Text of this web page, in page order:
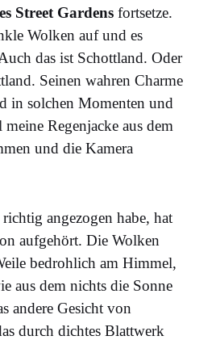
Street Gardens fortsetze.
Wolken auf und es
das ist Schottland. Oder
Seinen wahren Charme
in solchen Momenten und
Regenjacke aus dem
und die Kamera
angezogen habe, hat
aufgehört. Die Wolken
bedrohlich am Himmel,
aus dem nichts die Sonne
andere Gesicht von
durch dichtes Blattwerk